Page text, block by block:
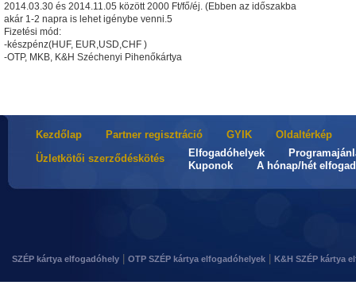
2014.03.30 és 2014.11.05 között 2000 Ft/fő/éj. (Ebben az időszakba
akár 1-2 napra is lehet igénybe venni.5
Fizetési mód:
-készpénz(HUF, EUR,USD,CHF )
-OTP, MKB, K&H Széchenyi Pihenőkártya
Kezdőlap Partner regisztráció GYIK
Oldaltérkép
Üzletkötői szerződéskötés
Elfogadóhelyek
Kuponok
A hónap/hét
SZÉP kártya elfogadóhely OTP SZÉP kártya elfogadóhelyek K&H SZÉP kártya